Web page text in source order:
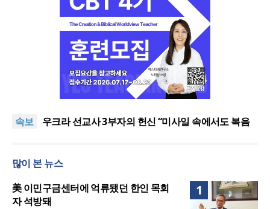
속보
[최원호 목사의 영혼의 양식 63] 말씀은 같은데 왜 열
우크라 선교사 3부자의 헌신 “미사일 속에서도 복음
강력 반발
[최원호 목사의 영혼의 양식 63] 말씀은 같은데 왜 열
美 이민구금센터에 억류됐던 한인 목회자 석방돼
많이 본 뉴스
1
美 이민구금센터에 억류됐던 한인 목회
자 석방돼